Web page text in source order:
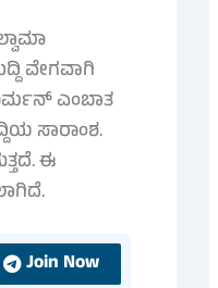
ವೇಗವಾಗಿ
ಎಂಬಾತ
ಸಾರಾಂಶ.
ಈ
Join Now